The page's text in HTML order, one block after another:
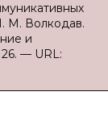
М. Волкодав.
и
— URL: